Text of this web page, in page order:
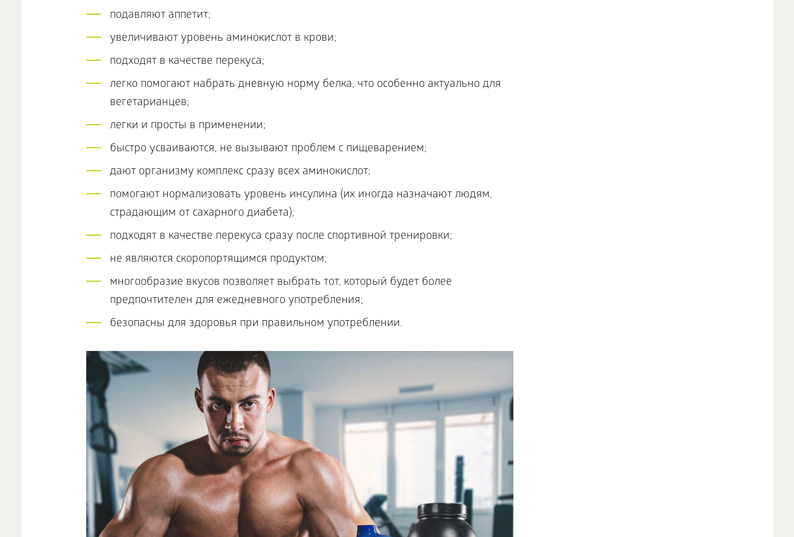
подавляют аппетит;
увеличивают уровень аминокислот в крови;
подходят в качестве перекуса;
легко помогают набрать дневную норму белка, что особенно актуально для
вегетарианцев;
легки и просты в применении;
быстро усваиваются, не вызывают проблем с пищеварением;
дают организму комплекс сразу всех аминокислот;
помогают нормализовать уровень инсулина (их иногда назначают людям,
страдающим от сахарного диабета);
подходят в качестве перекуса сразу после спортивной тренировки;
не являются скоропортящимся продуктом;
многообразие вкусов позволяет выбрать тот, который будет более
предпочтителен для ежедневного употребления;
безопасны для здоровья при правильном употреблении.